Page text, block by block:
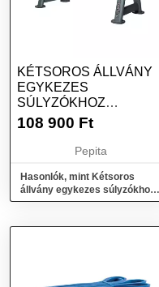
KÉTSOROS ÁLLVÁNY
EGYKEZES
SÚLYZÓKHOZ
INSPORTLINE
108 900 Ft
Pepita
Hasonlók, mint Kétsoros
állvány egykezes súlyzókhoz
inSPORTline Profirack II